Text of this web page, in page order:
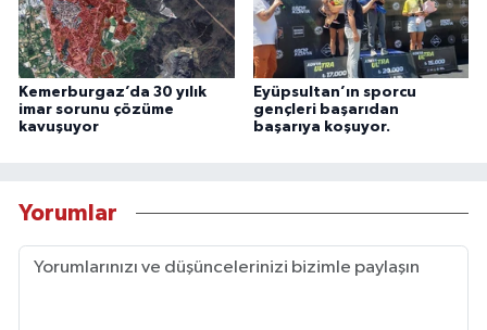
Kemerburgaz’da 30 yılık
imar sorunu çözüme
kavuşuyor
Eyüpsultan’ın sporcu
gençleri başarıdan
başarıya koşuyor.
Yorumlar